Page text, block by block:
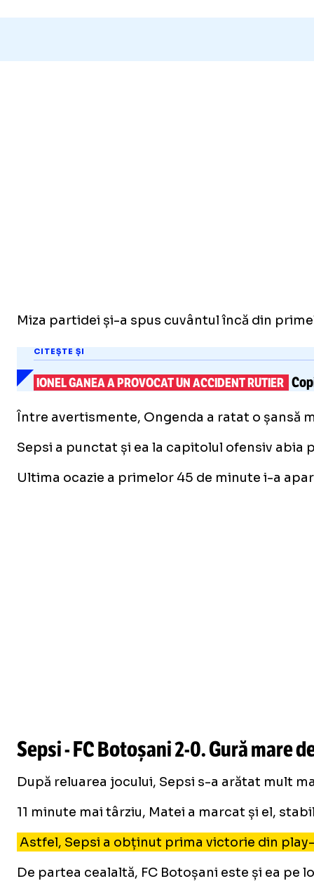
Miza partidei și-a spus cuvântul încă din
CITEȘTE ȘI
IONEL GANEA A PROVOCAT UN ACCIDENT RUTIER
Între avertismente, Ongenda a ratat o șansă
Sepsi a punctat și ea la capitolul ofensiv abia
Ultima ocazie a primelor 45 de minute i-a
Sepsi - FC Botoșani2-0. Gură mare
După reluarea jocului, Sepsi s-a arătat mult
11 minute mai târziu, Matei a marcat și el,
Astfel, Sepsi a obținut prima victorie din
De partea cealaltă, FC Botoșani este și ea pe